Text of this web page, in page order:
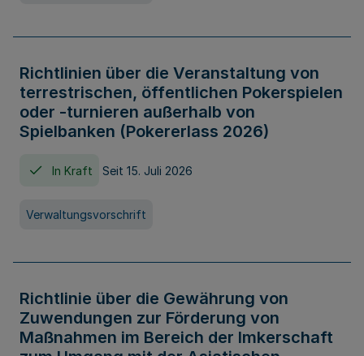
Richtlinien über die Veranstaltung von
terrestrischen, öffentlichen Pokerspielen
oder -turnieren außerhalb von
Spielbanken (Pokererlass 2026)
In Kraft Seit 15. Juli 2026
Verwaltungsvorschrift
Richtlinie über die Gewährung von
Zuwendungen zur Förderung von
Maßnahmen im Bereich der Imkerschaft